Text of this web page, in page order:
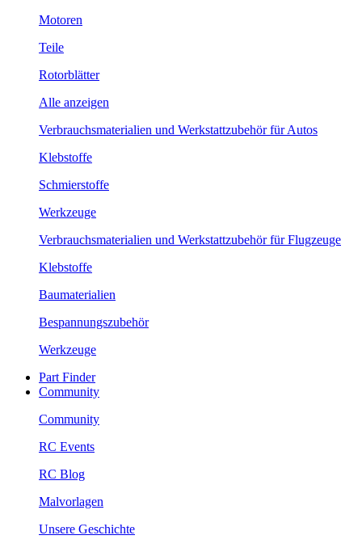
Motoren
Teile
Rotorblätter
Alle anzeigen
Verbrauchsmaterialien und Werkstattzubehör für Autos
Klebstoffe
Schmierstoffe
Werkzeuge
Verbrauchsmaterialien und Werkstattzubehör für Flugzeuge
Klebstoffe
Baumaterialien
Bespannungszubehör
Werkzeuge
Part Finder
Community
Community
RC Events
RC Blog
Malvorlagen
Unsere Geschichte